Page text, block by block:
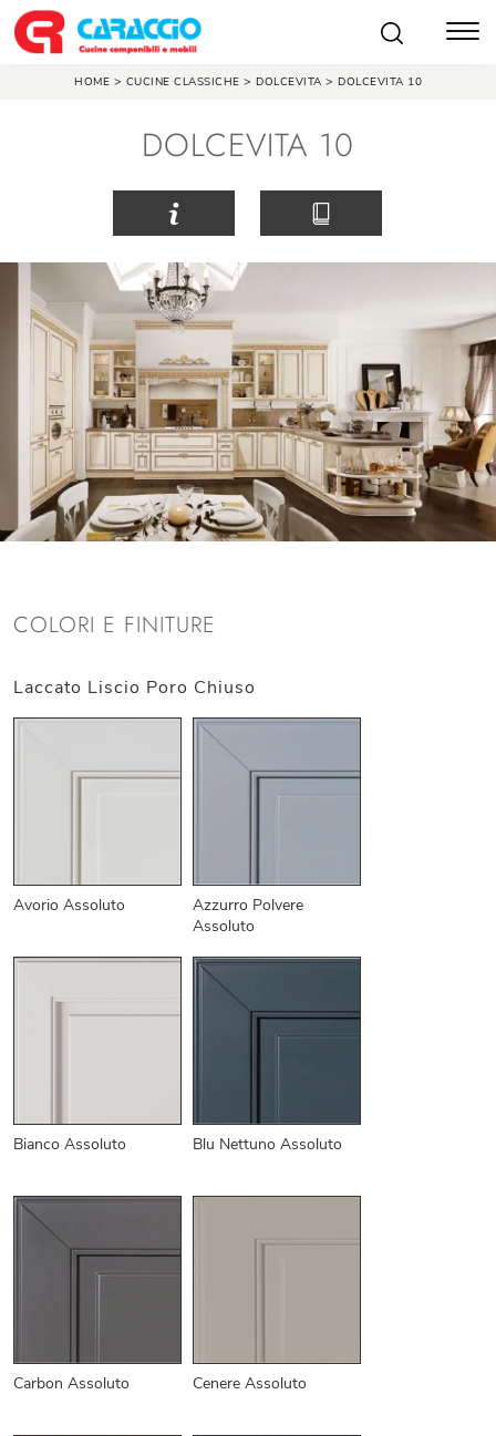
HOME > CUCINE CLASSICHE > DOLCEVITA > DOLCEVITA 10
DOLCEVITA 10
COLORI E FINITURE
Laccato Liscio Poro Chiuso
Avorio Assoluto
Azzurro Polvere
Assoluto
Bianco Assoluto Blu Nettuno Assoluto
Carbon Assoluto Cenere Assoluto